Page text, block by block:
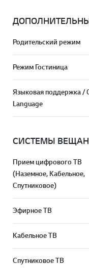
Родительский режим
Режим Гостиница
Языковая поддержка /
Language
СИСТЕМЫ
Прием цифрового ТВ
(Наземное, Кабельное,
Спутниковое)
Эфирное ТВ
Кабельное ТВ
Спутниковое ТВ